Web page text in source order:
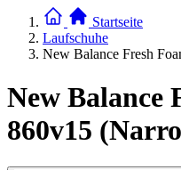
Startseite
Laufschuhe
New Balance Fresh
New Balance
860v15